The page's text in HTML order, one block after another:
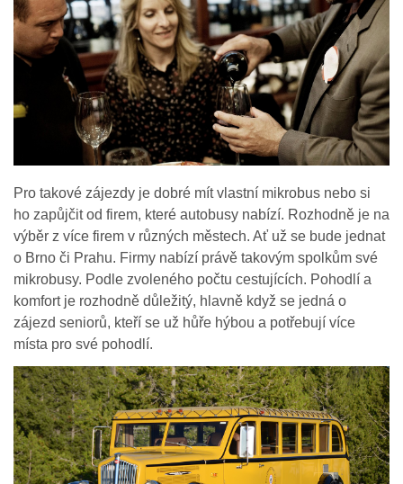
Pro takové zájezdy je dobré mít vlastní mikrobus nebo si
ho zapůjčit od firem, které autobusy nabízí. Rozhodně je na
výběr z více firem v různých městech. Ať už se bude jednat
o Brno či Prahu. Firmy nabízí právě takovým spolkům své
mikrobusy. Podle zvoleného počtu cestujících. Pohodlí a
komfort je rozhodně důležitý, hlavně když se jedná o
zájezd seniorů, kteří se už hůře hýbou a potřebují více
místa pro své pohodlí.